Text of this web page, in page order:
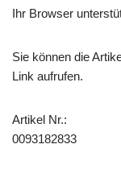
Ihr Browser
Sie können die
Link aufrufen.
Artikel Nr.:
0093182833